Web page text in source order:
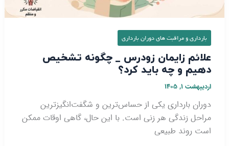
بارداری و مراقبت‌ های دوران بارداری
علائم زایمان زودرس _ چگونه تشخیص
دهیم و چه باید کرد؟
اردیبهشت ۱, ۱۴۰۵
دوران بارداری یکی از حساس‌ترین و شگفت‌انگیزترین
مراحل زندگی هر زنی است. با این حال، گاهی اوقات ممکن
است روند طبیعی
باید
کرد؟